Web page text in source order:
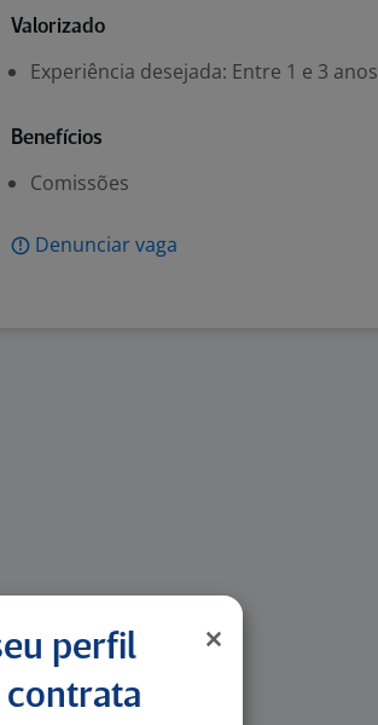
Valorizado
Experiência desejada: Entre 1 e 3 anos
Benefícios
Comissões
Denunciar vaga
perfil
contrata